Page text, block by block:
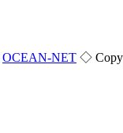
OCEAN-NET ◇